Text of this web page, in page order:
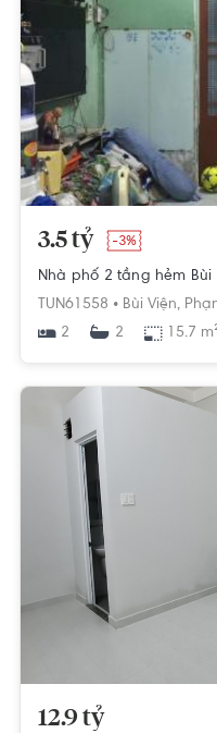
3.5 tỷ -3%
Nhà phố 2 tầng hẻm Bùi
TUN61558 • Bùi Viện,
2
2 15.7
12.9 tỷ